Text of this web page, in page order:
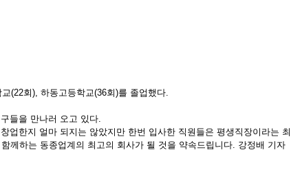
(22회), 하동고등학교(36회)를 졸업했다.
들을 만나러 오고 있다.
업한지 얼마 되지는 않았지만 한번 입사한 직원들은 평생직장이라는 최
께하는 동종업계의 최고의 회사가 될 것을 약속드립니다. 강정배 기자